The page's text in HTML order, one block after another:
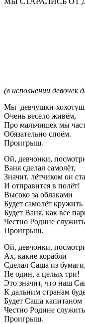
(в исполнении девочек
Мы девчушки-
Очень весело живём,
Про мальчишек мы
Обязательно споём.
Проигрыш.
Ой, девчонки,
Ваня сделал самолёт,
Значит, лётчиком он
И отправится в полёт!
Высоко за облаками
Будет самолёт кружить
Будет Ваня, как все
Честно Родине
Проигрыш.
Ой, девчонки,
Ах, какие корабли
Сделал Саша из бумаги,
Не один, а целых три!
Это значит, что наш
К дальним странам
Будет Саша капитаном
Честно Родине
Проигрыш.